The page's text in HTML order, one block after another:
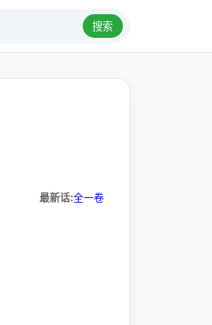
搜索
最新话:全一卷